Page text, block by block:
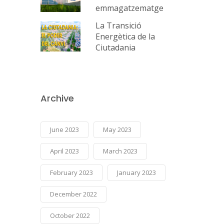
emmagatzematge
La Transició
Energètica de la
Ciutadania
Archive
June 2023 May 2023
April 2023 March 2023
February 2023 January 2023
December 2022
October 2022